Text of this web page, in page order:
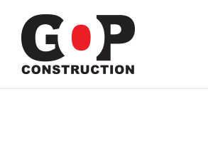
innehållet